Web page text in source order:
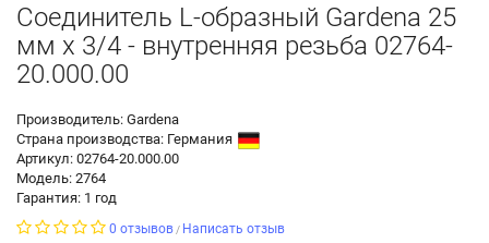
Соединитель L-образный Gardena 25
мм х 3/4 - внутренняя резьба 02764-
20.000.00
Производитель: Gardena
Страна производства: Германия
Артикул: 02764-20.000.00
Модель: 2764
Гарантия: 1 год
0 отзывов / Написать отзыв